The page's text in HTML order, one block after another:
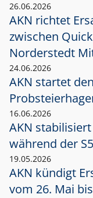
26.06.2026
AKN richtet
zwischen
Norderstedt
24.06.2026
AKN startet
16.06.2026
AKN
während der
19.05.2026
AKN kündigt
vom 26. Mai